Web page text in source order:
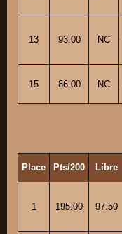
13 93.00 NC
15 86.00 NC
Place Pts/200 Libre
1 195.00 97.50